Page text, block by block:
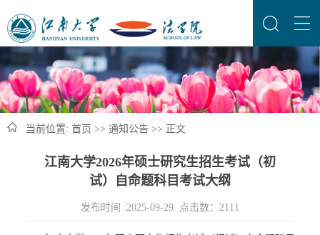
当前位置: 首页 >> 通知公告 >> 正文
江南大学2026年硕士研究生招生考试（初
试）自命题科目考试大纲
发布时间 :2025-09-29 点击数： 2111